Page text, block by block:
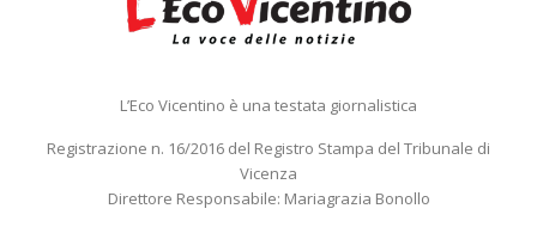
L’Eco Vicentino è una testata giornalistica
Registrazione n. 16/2016 del Registro Stampa del Tribunale di
Vicenza
Direttore Responsabile: Mariagrazia Bonollo